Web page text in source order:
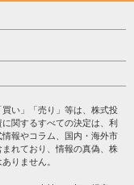
い」「売り」等は、株式投
関するすべての決定は、利
報やコラム、国内・海外市
れており、情報の真偽、株
りません。